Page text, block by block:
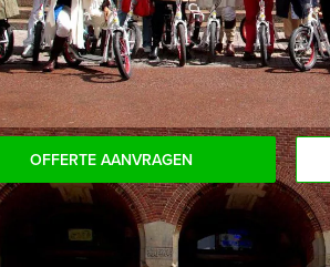
niet aan het minimale aantal
betalen, kunt u ook gewoon voor
OFFERTE AANVRAGEN